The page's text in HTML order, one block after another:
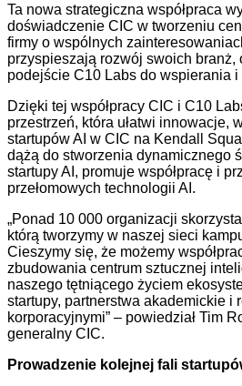
Ta nowa strategiczna współpraca
doświadczenie CIC w tworzeniu
firmy o wspólnych
przyspieszają rozwój swoich branż,
podejście C10 Labs do wspierania
Dzięki tej współpracy CIC i C10
przestrzeń, która ułatwi innowacje,
startupów AI w CIC na Kendall
dążą do stworzenia dynamicznego
startupy AI, promuje współpracę i
przełomowych technologii AI.
„Ponad 10 000 organizacji
którą tworzymy w naszej sieci
Cieszymy się, że możemy
zbudowania centrum sztucznej
naszego tętniącego życiem
startupy, partnerstwa akademickie i
korporacyjnymi” – powiedział Tim
generalny CIC.
Prowadzenie kolejnej fali